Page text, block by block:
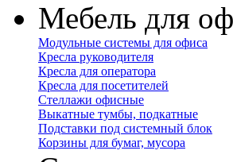
Мебель для
Модульные системы для офиса
Кресла руководителя
Кресла для оператора
Кресла для посетителей
Стеллажи офисные
Выкатные тумбы, подкатные
Подставки под системный блок
Корзины для бумаг, мусора